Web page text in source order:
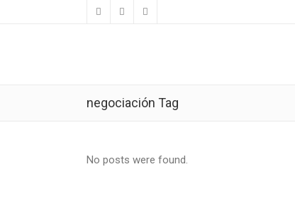
negociación Tag
No posts were found.